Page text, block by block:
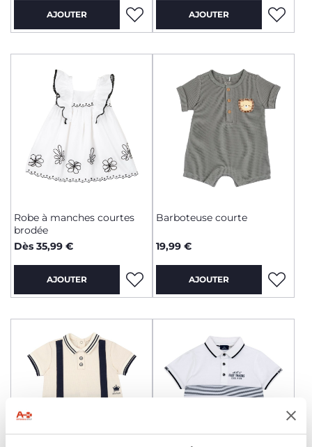
AJOUTER AJOUTER
Robe à manches courtes
brodée
Dès 35,99 €
AJOUTER
Barboteuse courte
19,99 €
AJOUTER